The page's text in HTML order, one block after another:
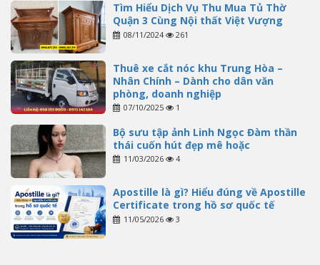
Tìm Hiểu Dịch Vụ Thu Mua Tủ Thờ
Quận 3 Cùng Nội thất Việt Vượng
08/11/2024 261
Thuê xe cắt nóc khu Trung Hòa –
Nhân Chính – Dành cho dân văn
phòng, doanh nghiệp
07/10/2025 1
Bộ sưu tập ảnh Linh Ngọc Đàm thần
thái cuốn hút đẹp mê hoặc
11/03/2026 4
Apostille là gì? Hiểu đúng về Apostille
Certificate trong hồ sơ quốc tế
11/05/2026 3